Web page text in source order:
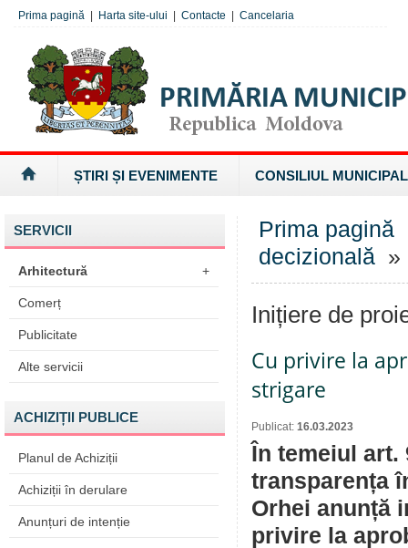
Prima pagină Harta site-ului Contacte Cancelaria
ȘTIRI ȘI EVENIMENTE CONSILIUL MUNICIPAL
SERVICII
Arhitectură +
Comerț
Publicitate
Alte servicii
ACHIZIȚII PUBLICE
Planul de Achiziții
Achiziții în derulare
Anunțuri de intenție
Prima pagină
decizională »
Inițiere de
Cu privire la
strigare
Publicat: 16.03.2023
În temeiul art.
transparența
Orhei anunță
privire la